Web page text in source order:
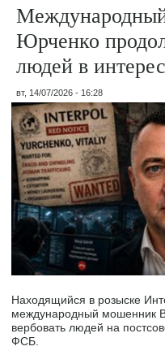
Юрченко
людей в
вт, 14/07/2026 - 16:28
Находящийся в розыске
международный мошенник
вербовать людей на
ФСБ.